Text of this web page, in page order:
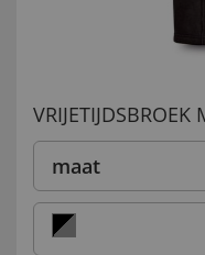
maat